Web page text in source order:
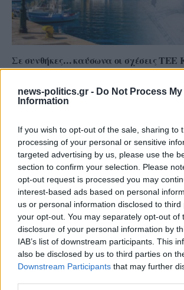
news-politics.gr - Do Not Process My
Information
If you wish to opt-out of the sale, sharing to
processing of your personal or sensitive
targeted advertising by us, please use the
section to confirm your selection. Please
opt-out request is processed you may
interest-based ads based on personal
us or personal information disclosed to
your opt-out. You may separately opt-out of
disclosure of your personal information by
IAB’s list of downstream participants. This
also be disclosed by us to third parties on
Downstream Participants that may further
Σε συνθήκες… καύσωνα οι σχέσεις ΤΕΕ
Δημοτικού Λιμενικού Ταμείου – Νέα
με συγκεκριμένα στοιχεία
Το ατύχημα του Ρόμπερτ Πλαντ, των
στη Ρόδο όπου παραλίγο να χάσει τη
(video)